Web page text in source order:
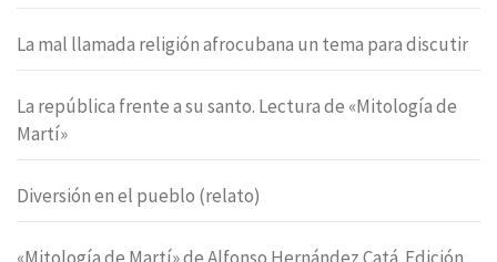
La mal llamada religión afrocubana un tema para discutir
La república frente a su santo. Lectura de «Mitología de
Martí»
Diversión en el pueblo (relato)